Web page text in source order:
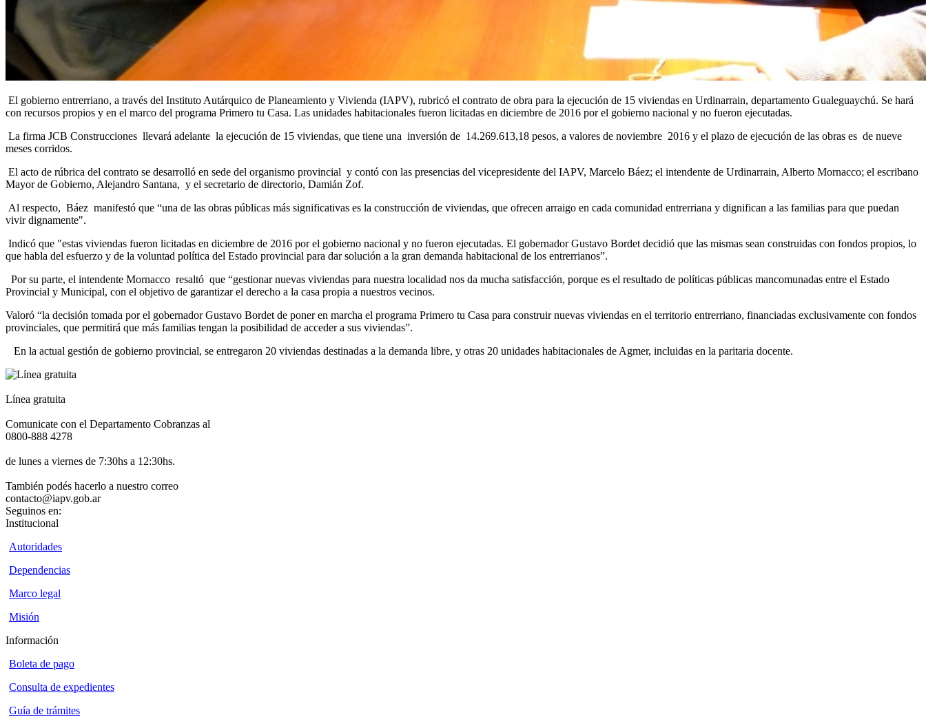
El gobierno entrerriano, a través del Instituto Autárquico de Planeamiento y Vivienda (IAPV), rubricó el contrato de obra para la ejecución de 15 viviendas en Urdinarrain, departamento Gualeguaychú. Se hará
con recursos propios y en el marco del programa Primero tu Casa. Las unidades habitacionales fueron licitadas en diciembre de 2016 por el gobierno nacional y no fueron ejecutadas.
La firma JCB Construcciones llevará adelante la ejecución de 15 viviendas, que tiene una inversión de 14.269.613,18 pesos, a valores de noviembre 2016 y el plazo de ejecución de las obras es de nueve
meses corridos.
El acto de rúbrica del contrato se desarrolló en sede del organismo provincial y contó con las presencias del vicepresidente del IAPV, Marcelo Báez; el intendente de Urdinarrain, Alberto Mornacco; el escribano
Mayor de Gobierno, Alejandro Santana, y el secretario de directorio, Damián Zof.
Al respecto, Báez manifestó que “una de las obras públicas más significativas es la construcción de viviendas, que ofrecen arraigo en cada comunidad entrerriana y dignifican a las familias para que puedan
vivir dignamente".
Indicó que "estas viviendas fueron licitadas en diciembre de 2016 por el gobierno nacional y no fueron ejecutadas. El gobernador Gustavo Bordet decidió que las mismas sean construidas con fondos propios, lo
que habla del esfuerzo y de la voluntad política del Estado provincial para dar solución a la gran demanda habitacional de los entrerrianos”.
Por su parte, el intendente Mornacco resaltó que “gestionar nuevas viviendas para nuestra localidad nos da mucha satisfacción, porque es el resultado de políticas públicas mancomunadas entre el Estado
Provincial y Municipal, con el objetivo de garantizar el derecho a la casa propia a nuestros vecinos.
Valoró “la decisión tomada por el gobernador Gustavo Bordet de poner en marcha el programa Primero tu Casa para construir nuevas viviendas en el territorio entrerriano, financiadas exclusivamente con fondos
provinciales, que permitirá que más familias tengan la posibilidad de acceder a sus viviendas”.
En la actual gestión de gobierno provincial, se entregaron 20 viviendas destinadas a la demanda libre, y otras 20 unidades habitacionales de Agmer, incluidas en la paritaria docente.
Línea gratuita
Comunicate con el Departamento Cobranzas al
0800-888 4278
de lunes a viernes de 7:30hs a 12:30hs.
También podés hacerlo a nuestro correo
contacto@iapv.gob.ar
Seguinos en:
Institucional
Autoridades
Dependencias
Marco legal
Misión
Información
Boleta de pago
Consulta de expedientes
Guía de trámites